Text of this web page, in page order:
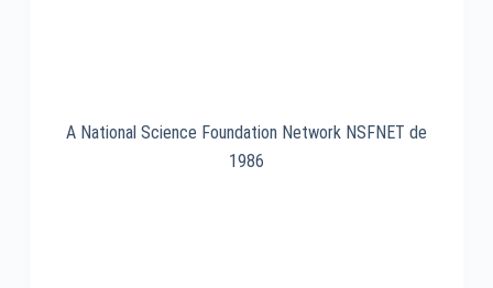
A National Science Foundation Network NSFNET de
1986